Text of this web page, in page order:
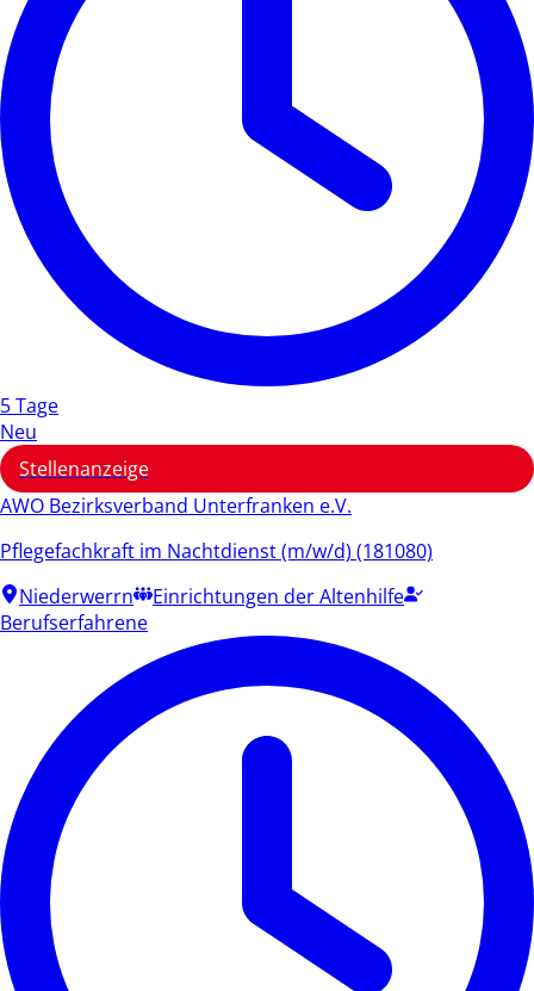
5 Tage
Neu
Stellenanzeige
AWO Bezirksverband Unterfranken e.V.
Pflegefachkraft im Nachtdienst (m/w/d) (181080)
Niederwerrn
Einrichtungen der Altenhilfe
Berufserfahrene